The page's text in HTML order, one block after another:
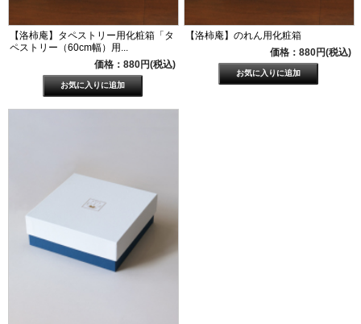
【洛柿庵】タペストリー用化粧箱「タ
ペストリー（60cm幅）用...
価格：880円(税込)
【洛柿庵】のれん用化粧箱
価格：880円(税込)